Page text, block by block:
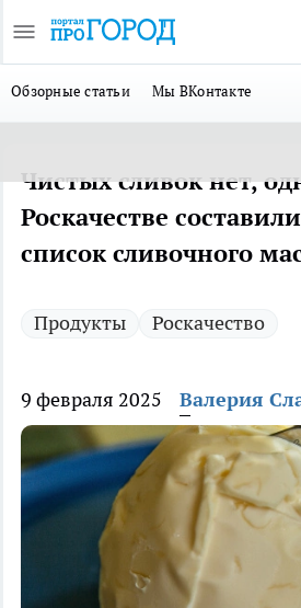
Обзорные статьи Мы ВКонтакте
Чистых сливок нет,
Роскачестве
список сливочного
Продукты Роскачество
9 февраля 2025 Валерия